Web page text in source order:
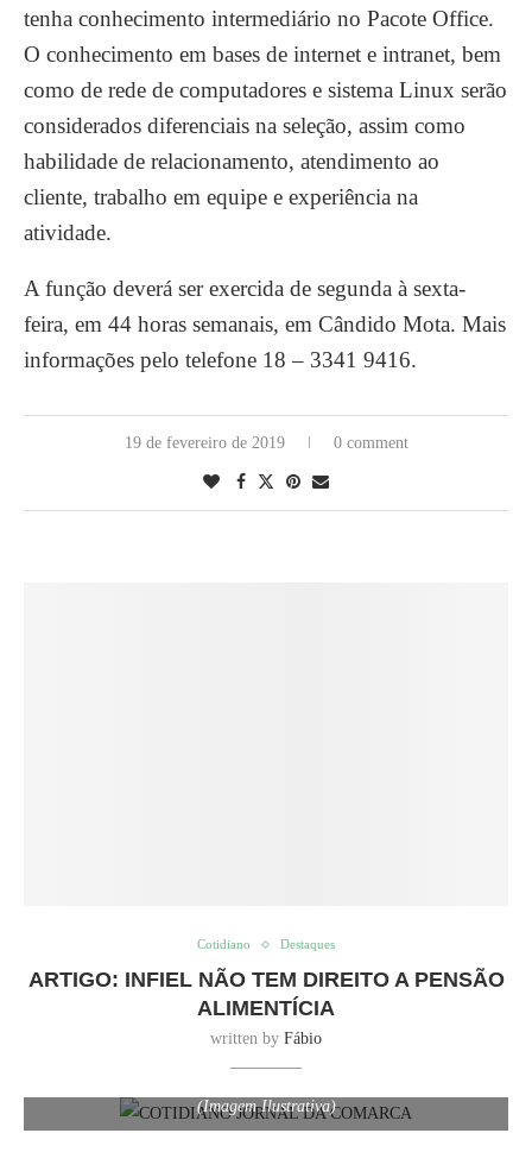
tenha conhecimento intermediário no Pacote Office.
O conhecimento em bases de internet e intranet, bem
como de rede de computadores e sistema Linux serão
considerados diferenciais na seleção, assim como
habilidade de relacionamento, atendimento ao
cliente, trabalho em equipe e experiência na
atividade.
A função deverá ser exercida de segunda à sexta-
feira, em 44 horas semanais, em Cândido Mota. Mais
informações pelo telefone 18 – 3341 9416.
19 de fevereiro de 2019 0 comment
Cotidiano Destaques
ARTIGO: INFIEL NÃO TEM DIREITO A PENSÃO
ALIMENTÍCIA
written by Fábio
(Imagem Ilustrativa)